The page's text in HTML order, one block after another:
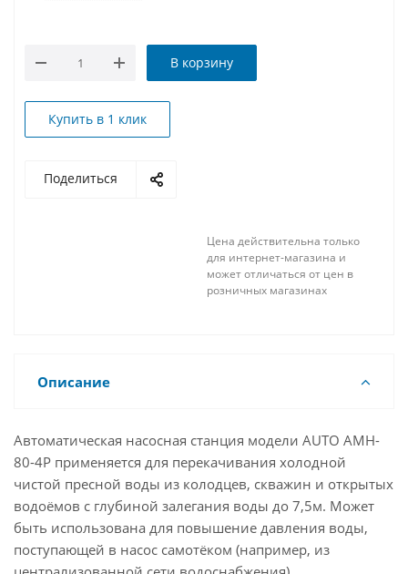
В корзину
Купить в 1 клик
Поделиться
Цена действительна только
для интернет-магазина и
может отличаться от цен в
розничных магазинах
Описание
Автоматическая насосная станция модели AUTO AMH-
80-4P применяется для перекачивания холодной
чистой пресной воды из колодцев, скважин и открытых
водоёмов с глубиной залегания воды до 7,5м. Может
быть использована для повышение давления воды,
поступающей в насос самотёком (например, из